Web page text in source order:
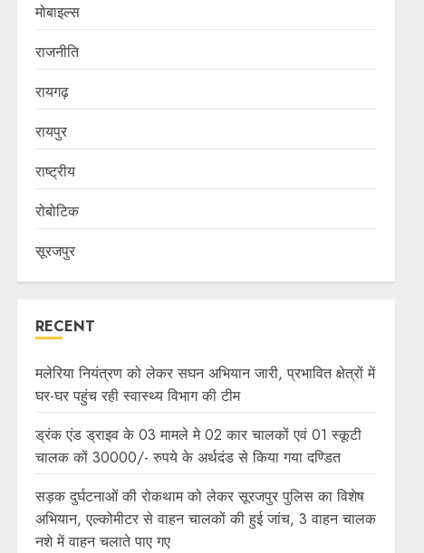
मोबाइल्स
राजनीति
रायगढ़
रायपुर
राष्ट्रीय
रोबोटिक
सूरजपुर
RECENT
मलेरिया नियंत्रण को लेकर सघन अभियान जारी, प्रभावित क्षेत्रों में
घर-घर पहुंच रही स्वास्थ्य विभाग की टीम
ड्रंक एंड ड्राइव के 03 मामले मे 02 कार चालकों एवं 01 स्कूटी
चालक कों 30000/- रुपये के अर्थदंड से किया गया दण्डित
सड़क दुर्घटनाओं की रोकथाम को लेकर सूरजपुर पुलिस का विशेष
अभियान, एल्कोमीटर से वाहन चालकों की हुई जांच, 3 वाहन चालक
नशे में वाहन चलाते पाए गए